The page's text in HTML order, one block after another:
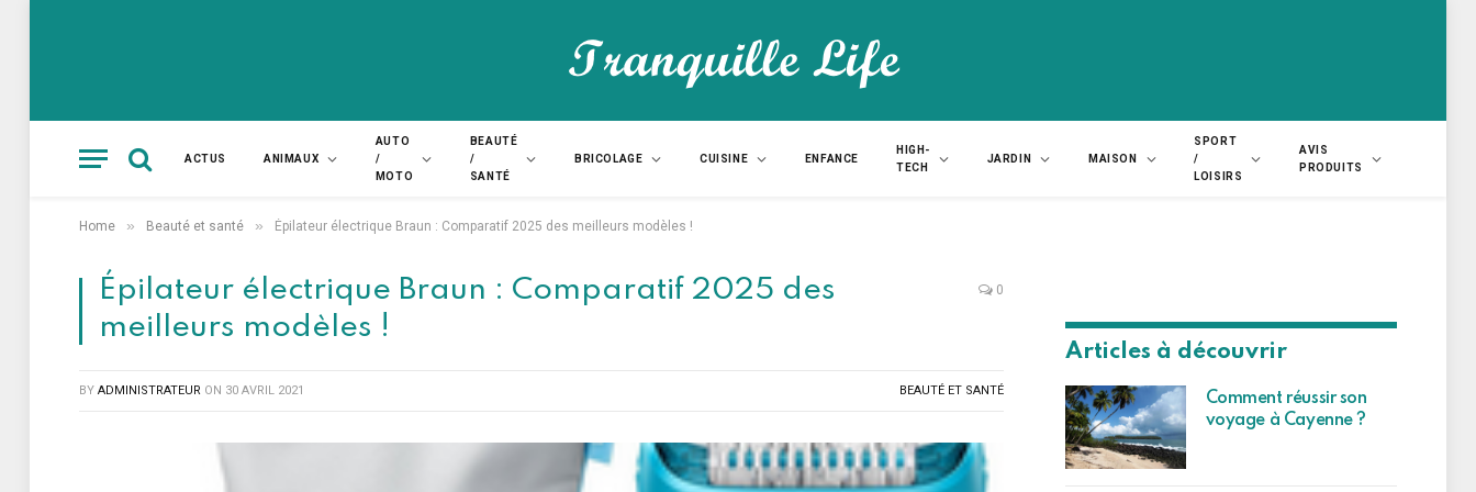
ACTUS ANIMAUX
AUTO
/
MOTO
BEAUTÉ
/
SANTÉ
BRICOLAGE CUISINE ENFANCE
HIGH-
TECH
JARDIN MAISON
SPORT
/
LOISIRS
AVIS
PRODUITS
Home » Beauté et santé » Épilateur électrique Braun : Comparatif 2025 des meilleurs modèles !
Épilateur électrique Braun : Comparatif 2025 des
meilleurs modèles !
0
BY ADMINISTRATEUR ON 30 AVRIL 2021 BEAUTÉ ET SANTÉ
Articles à découvrir
Comment réussir son
voyage à Cayenne ?